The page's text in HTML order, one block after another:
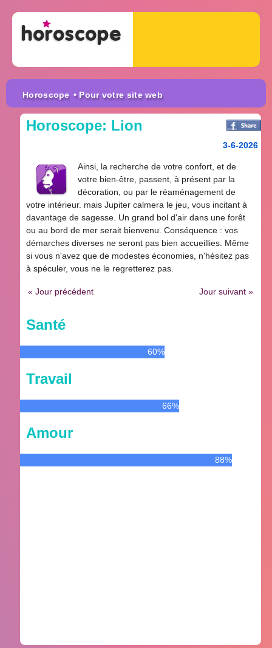
Horoscope • Pour votre site web
Horoscope: Lion
3-6-2026
Ainsi, la recherche de votre confort, et de
votre bien-être, passent, à présent par la
décoration, ou par le réaménagement de
votre intérieur. mais Jupiter calmera le jeu, vous incitant à
davantage de sagesse. Un grand bol d'air dans une forêt
ou au bord de mer serait bienvenu. Conséquence : vos
démarches diverses ne seront pas bien accueillies. Même
si vous n'avez que de modestes économies, n'hésitez pas
à spéculer, vous ne le regretterez pas.
« Jour précédent Jour suivant »
Santé
60%
Travail
66%
Amour
88%